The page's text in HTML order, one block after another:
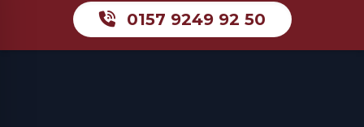
0157 9249 92 50